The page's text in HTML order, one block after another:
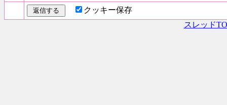
クッキー保存
スレッド